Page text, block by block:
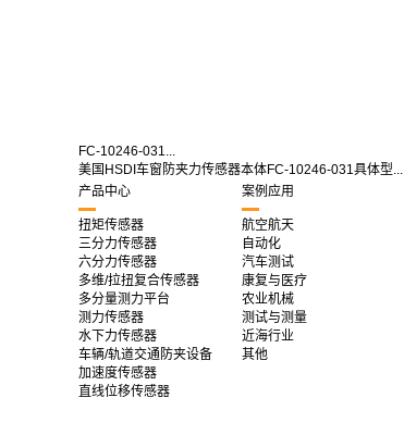
FC-10246-031...
美国HSDI车窗防夹力传感器本体FC-10246-031具体型...
产品中心
扭矩传感器
三分力传感器
六分力传感器
多维/拉扭复合传感器
多分量测力平台
测力传感器
水下力传感器
车辆/轨道交通防夹设备
加速度传感器
直线位移传感器
案例应用
航空航天
自动化
汽车测试
康复与医疗
农业机械
测试与测量
近海行业
其他